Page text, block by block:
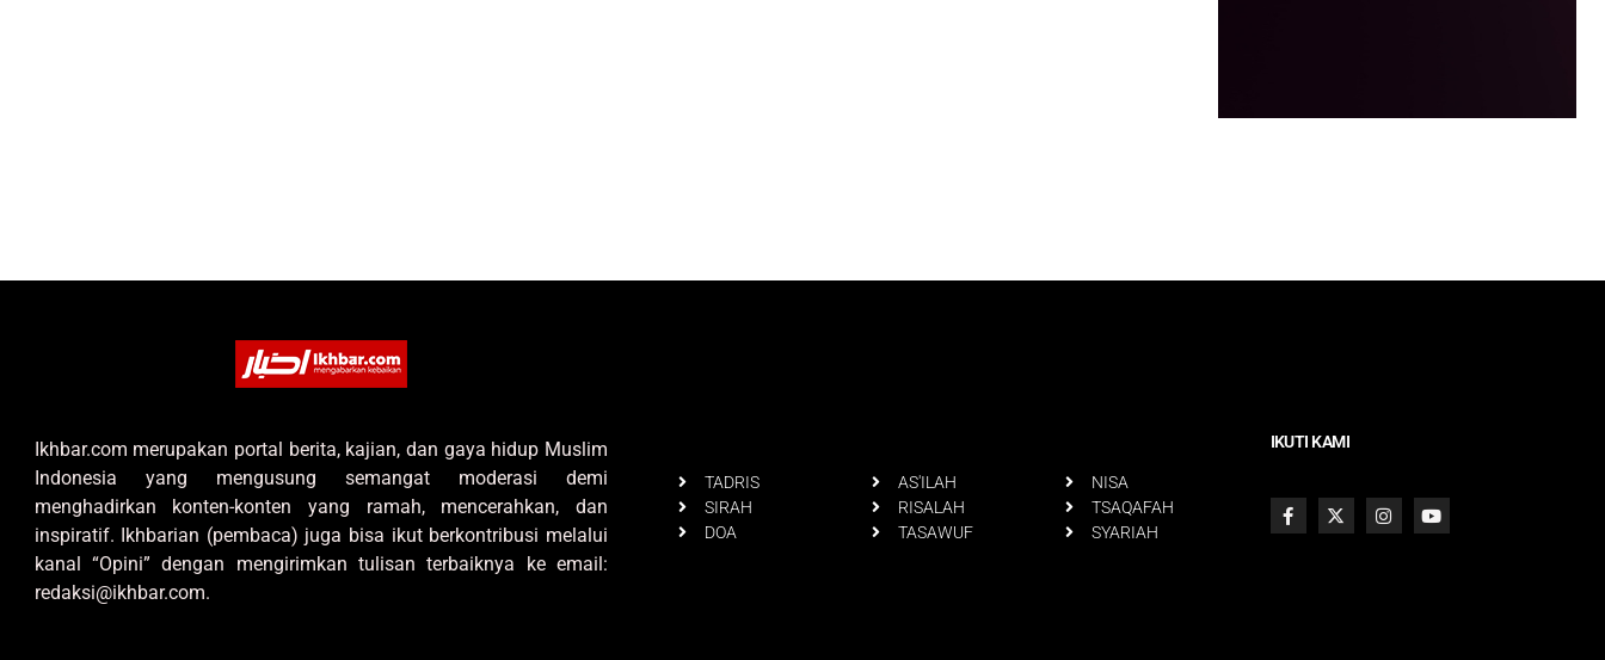
Ikhbar.com merupakan portal berita, kajian, dan gaya hidup Muslim
Indonesia yang mengusung semangat moderasi demi
menghadirkan konten-konten yang ramah, mencerahkan, dan
inspiratif. Ikhbarian (pembaca) juga bisa ikut berkontribusi melalui
kanal “Opini” dengan mengirimkan tulisan terbaiknya ke email:
redaksi@ikhbar.com.
TADRIS
SIRAH
DOA
AS'ILAH
RISALAH
TASAWUF
NISA
TSAQAFAH
SYARIAH
IKUTI KAMI